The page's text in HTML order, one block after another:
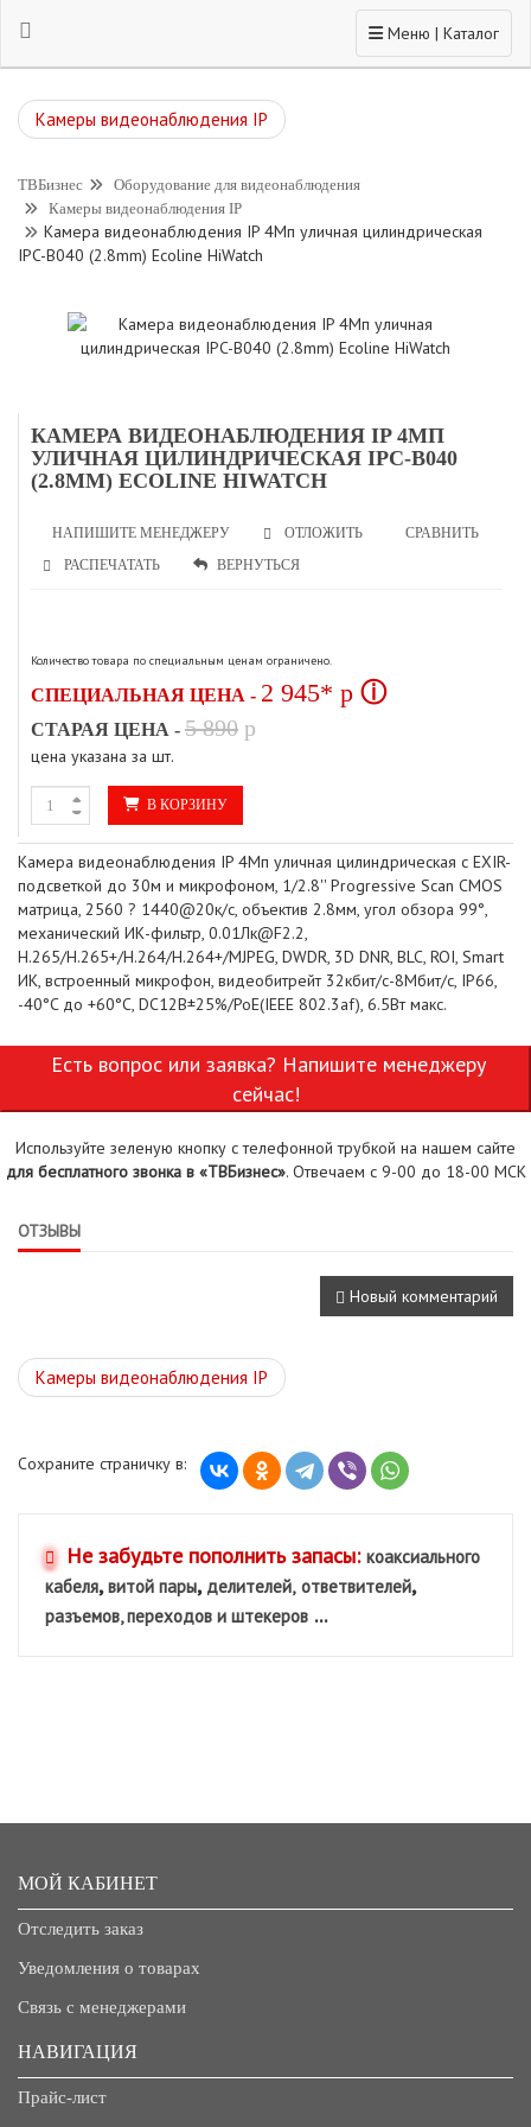
Toggle navigation
Меню | Каталог
Камеры видеонаблюдения IP
ТВБизнес
Оборудование для видеонаблюдения
Камеры видеонаблюдения IP
Камера видеонаблюдения IP 4Мп уличная цилиндрическая
IPC-B040 (2.8mm) Ecoline HiWatch
КАМЕРА ВИДЕОНАБЛЮДЕНИЯ IP 4МП
УЛИЧНАЯ ЦИЛИНДРИЧЕСКАЯ IPC-B040
(2.8MM) ECOLINE HIWATCH
НАПИШИТЕ МЕНЕДЖЕРУ ОТЛОЖИТЬ
СРАВНИТЬ
РАСПЕЧАТАТЬ
ВЕРНУТЬСЯ
Количество товара по специальным ценам ограничено.
СПЕЦИАЛЬНАЯ ЦЕНА - 2 945* p ⓘ
СТАРАЯ ЦЕНА - 5 890 p
цена указана за шт.
В КОРЗИНУ
Камера видеонаблюдения IP 4Мп уличная цилиндрическая с EXIR-
подсветкой до 30м и микрофоном, 1/2.8'' Progressive Scan CMOS
матрица, 2560 ? 1440@20к/с, объектив 2.8мм, угол обзора 99°,
механический ИК-фильтр, 0.01Лк@F2.2,
H.265/H.265+/H.264/H.264+/MJPEG, DWDR, 3D DNR, BLC, ROI, Smart
ИК, встроенный микрофон, видеобитрейт 32кбит/с-8Мбит/с, IP66,
-40°C до +60°C, DC12В±25%/PoE(IEEE 802.3af), 6.5Вт макс.
сейчас!
Используйте зеленую кнопку с телефонной трубкой на нашем сайте
для бесплатного звонка в «ТВБизнес». Отвечаем с 9-00 до 18-00 МСК
ОТЗЫВЫ
Новый комментарий
Камеры видеонаблюдения IP
Сохраните страничку в:
Не забудьте пополнить запасы: коаксиального
кабеля,витой пары, делителей, ответвителей,
разъемов, переходов и штекеров ...
МОЙ КАБИНЕТ
Отследить заказ
Уведомления о товарах
Связь с менеджерами
НАВИГАЦИЯ
Прайс-лист